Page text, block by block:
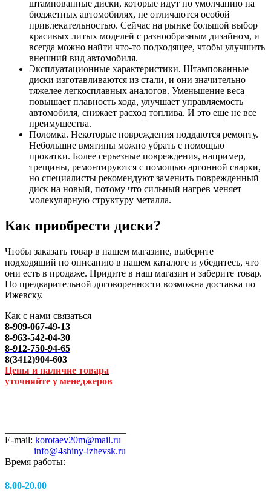
штампованные диски, которые идут по умолчанию на
бюджетных автомобилях, не отличаются особой
привлекательностью. Сейчас на рынке большой выбор
красивых литых моделей с разнообразным дизайном, и
всегда можно найти что-то подходящее, чтобы улучшить
внешний вид автомобиля.
Эксплуатационные характеристики. Штампованные
диски изготавливаются из стали, и они значительно
тяжелее легкосплавных аналогов. Уменьшение веса
повышает плавность хода, улучшает управляемость
автомобиля, снижает расход топлива. И это еще не все
преимущества.
Поломка. Некоторые повреждения поддаются ремонту.
Небольшие вмятины можно убрать с помощью
прокатки. Более серьезные повреждения, например,
трещины, ремонтируются с помощью аргонной сварки,
но специалисты рекомендуют заменить поврежденный
диск на новый, потому что сильный нагрев меняет
молекулярную структуру металла.
Как приобрести диски?
Чтобы заказать товар в нашем магазине, выберите
подходящий по описанию в нашем каталоге и убедитесь, что
они есть в продаже. Придите в наш магазин и заберите товар.
По предварительной договоренности возможна доставка по
Ижевску.
Как с нами связаться
8-909-067-49-13
8-963-542-04-30
8-912-750-94-65
8(3412)904-603
Цены и наличие товара
уточняйте у менеджеров
E-mail: korotaev20m@mail.ru
info@4shiny-izhevsk.ru
Время работы:
8.00-20.00